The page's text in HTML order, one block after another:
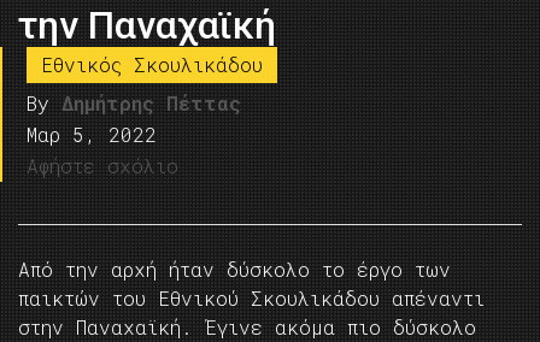
την Παναχαϊκή
Εθνικός Σκουλικάδου
By Δημήτρης Πέττας
Μαρ 5, 2022
Αφήστε σχόλιο
Από την αρχή ήταν δύσκολο το έργο των
παικτών του Εθνικού Σκουλικάδου απέναντι
στην Παναχαϊκή. Έγινε ακόμα πιο δύσκολο